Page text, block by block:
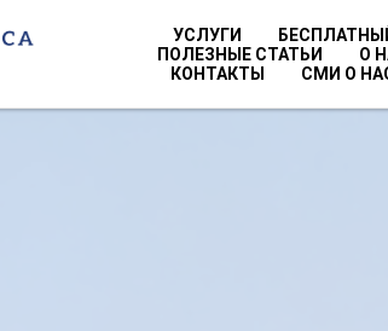
УСЛУГИ
ПОЛЕЗНЫЕ СТАТЬИ
О
КОНТАКТЫ
СМИ О